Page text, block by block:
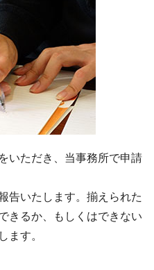
いただき、当事務所で申請
告いたします。揃えられた
きるか、もしくはできない
ます。